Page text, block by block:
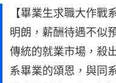
【畢業生求職大作戰
明朗，薪酬待遇不似
傳統的就業市場，殺
系畢業的頌恩，與同